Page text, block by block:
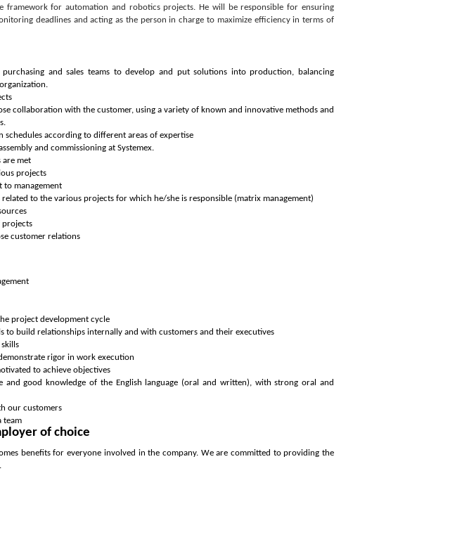
framework for automation and robotics projects. He will be responsible for ensuring
deadlines and acting as the person in charge to maximize efficiency in terms of
and sales teams to develop and put solutions into production, balancing
collaboration with the customer, using a variety of known and innovative methods and
according to different areas of expertise
and commissioning at Systemex.
are met
projects
to management
to the various projects for which he/she is responsible (matrix management)
projects
customer relations
project development cycle
to build relationships internally and with customers and their executives
rigor in work execution
to achieve objectives
and good knowledge of the English language (oral and written), with strong oral and
our customers
team
of choice
benefits for everyone involved in the company. We are committed to providing the